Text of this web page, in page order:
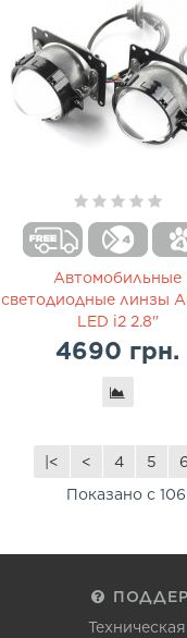
Автомобильные
светодиодные линзы
LED i2 2.8"
4690 грн.
|< < 4 5 6
Показано с